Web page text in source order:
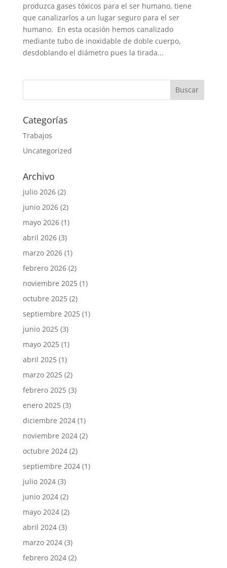
produzca gases tóxicos para el ser humano, tiene
que canalizarlos a un lugar seguro para el ser
humano. En esta ocasión hemos canalizado
mediante tubo de inoxidable de doble cuerpo,
desdoblando el diámetro pues la tirada...
Categorías
Trabajos
Uncategorized
Archivo
julio 2026(2)
junio 2026(2)
mayo 2026(1)
abril 2026(3)
marzo 2026(1)
febrero 2026(2)
noviembre 2025(1)
octubre 2025(2)
septiembre 2025(1)
junio 2025(3)
mayo 2025(1)
abril 2025(1)
marzo 2025(2)
febrero 2025(3)
enero 2025(3)
diciembre 2024(1)
noviembre 2024(2)
octubre 2024(2)
septiembre 2024(1)
julio 2024(3)
junio 2024(2)
mayo 2024(2)
abril 2024(3)
marzo 2024(3)
febrero 2024(2)